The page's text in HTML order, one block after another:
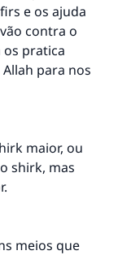
e os ajuda
contra o
os pratica
para nos
maior, ou
shirk, mas
meios que